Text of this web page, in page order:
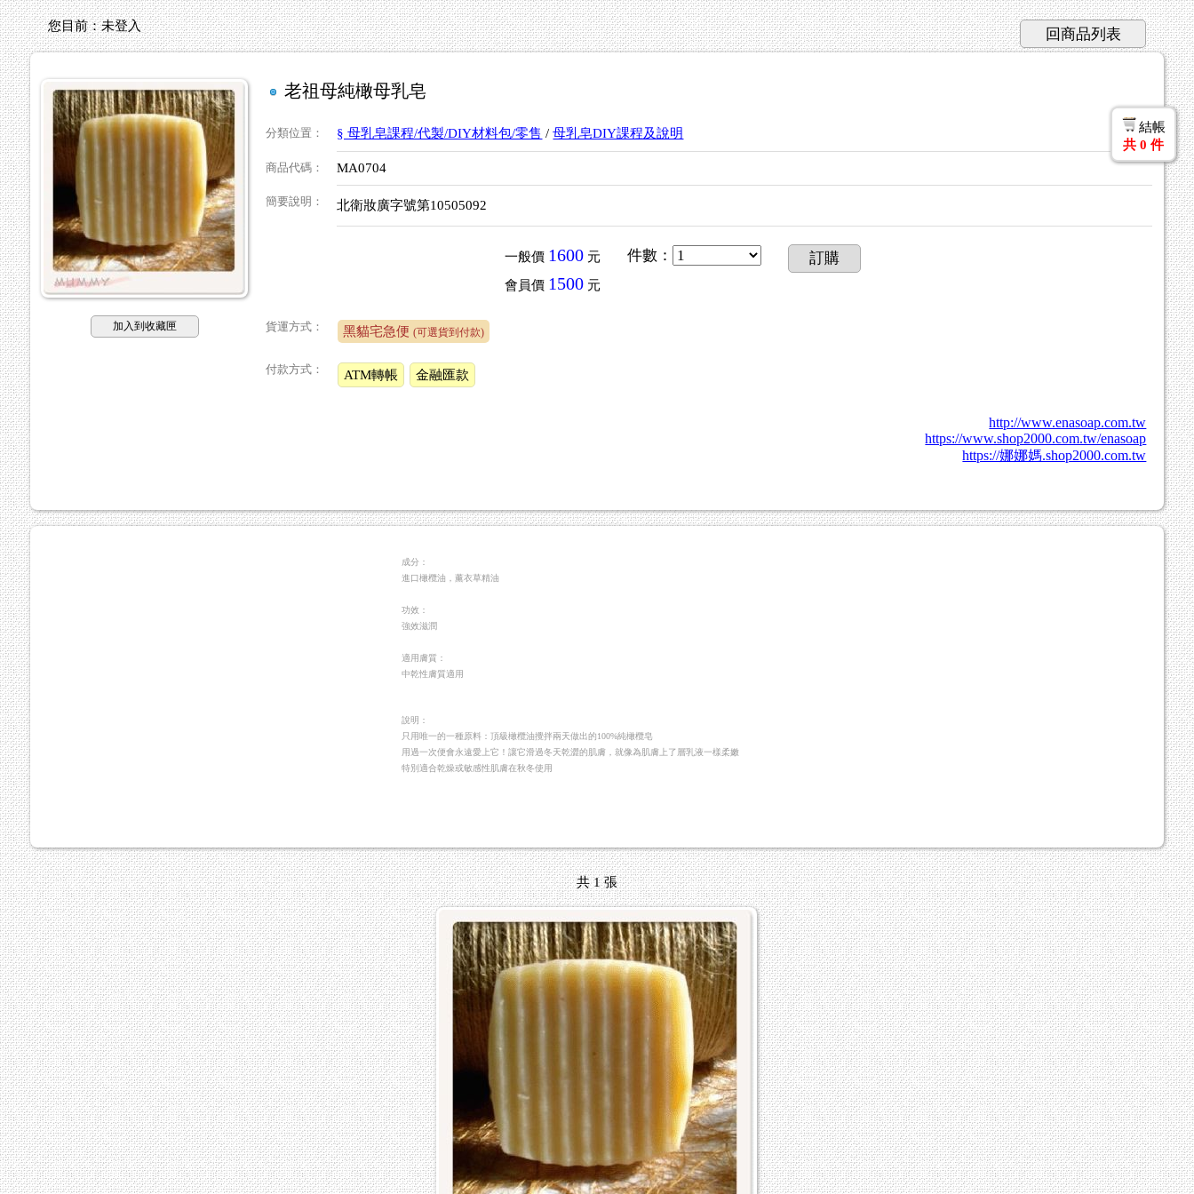
您目前：未登入 回商品列表
加入到收藏匣
老祖母純橄母乳皂
分類位置 ： § 母乳皂課程/代製/DIY材料包/零售 /母乳皂DIY課程及說明
商品代碼 ： MA0704
簡要說明 ： 北衛妝廣字號第10505092
一般價 1600元
會員價 1500元
件數 ： 訂購
貨運方式： 黑貓宅急便(可選貨到付款)
付款方式： ATM轉帳 金融匯款
http://www.enasoap.com.tw
https://www.shop2000.com.tw/enasoap
https://娜娜媽.shop2000.com.tw
結帳
共 0 件
成分：
進口橄欖油，薰衣草精油
功效：
強效滋潤
適用膚質：
中乾性膚質適用
說明：
只用唯一的一種原料：頂級橄欖油攪拌兩天做出的100%純橄欖皂
用過一次便會永遠愛上它！讓它滑過冬天乾澀的肌膚，就像為肌膚上了層乳液一樣柔嫩
特別適合乾燥或敏感性肌膚在秋冬使用
共 1 張